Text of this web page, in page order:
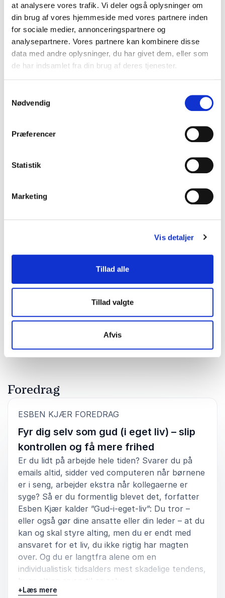
at analysere vores trafik. Vi deler også oplysninger om
din brug af vores hjemmeside med vores partnere inden
for sociale medier, annonceringspartnere og
analysepartnere. Vores partnere kan kombinere disse
data med andre oplysninger, du har givet dem, eller som
de har indsamlet fra din brug af deres tjenester.
Nødvendig
Præferencer
Statistik
Marketing
Vis detaljer
Tillad alle
Tillad valgte
Afvis
5ud af5
Foredraget "Åndelig oprustning" blev leveret af en
veloplagt, vidende og god formidler -Esben Kjær. Det
gav anledning til en ny forståelse af samtidens
udfordringer samt indsigt og anledning til fortsat
refleksion. En meget inspirerende og tankevækkende
aften. Kan klart anbefales.
Esben Kjær
Sorgcenters årlige Sorgkonference med 300
forslag, for eksempel at gøre konferencen mere
at aktivere deltagerne via et elektronisk
spørgsmålssystem. Konferencen blev en stor succes,
medårsag til et vellykket arrangement. Esben Kjær er
utrolig levende som moderator og med en god
portion humor får han både deltagere og
oplægsholdere involveret og aktive. Han er
spørge lidt dybere, hvis svaret ikke umiddelbart er
Chefkonsulent i Det Nationale Sorgcenter
Esben Kjær
5 ud af 5
Esben Kjær var vores moderator på minikonferencen
”Hvordan Bliver vi bedre til at dø?” med næsten 450
deltagere ved SDU. Jeg har aldrig før oplevet en
moderator, der formåede at styre stemningen i
lokalet. Esben optrådte både som taler og lagde selv
fra start med et følsomt, eftertænksomt alvorligt og
smukt indlæg. Langsomt men sikkert formåede han at
løfte stemningen i lokalet fra det alvorsfulde til det
muntre, trods emnets alvor. Hans introduktioner af de
enkelte talere var velformulerede og -motiverede og
og var i en hver henseende velforberedt.
Foredrag
ESBEN KJÆR FOREDRAG
Fyr dig selv som gud (i eget liv) – slip
kontrollen og få mere frihed
Er du lidt på arbejde hele tiden? Svarer du på
emails altid, sidder ved computeren når børnene
er i seng, arbejder ekstra når kollegaerne er
syge? Så er du formentlig blevet det, forfatter
Esben Kjær kalder ”Gud-i-eget-liv”: Du tror –
eller også gør dine ansatte eller din leder – at du
kan og skal styre alting, men du er endt med
ansvaret for et liv, du ikke rigtig har magten
over. Og du er langtfra alene om en
individualistisk tidsalders mest skadelige tendens,
hvor alting er op til os selv.
+Læs mere